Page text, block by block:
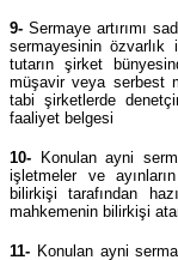
9- Sermaye artırımı
sermayesinin özvarlık
tutarın şirket
müşavir veya serbest
tabi şirketlerde
faaliyet belgesi
10- Konulan ayni
işletmeler ve
bilirkişi tarafından
mahkemenin bilirkişi
11- Konulan ayni